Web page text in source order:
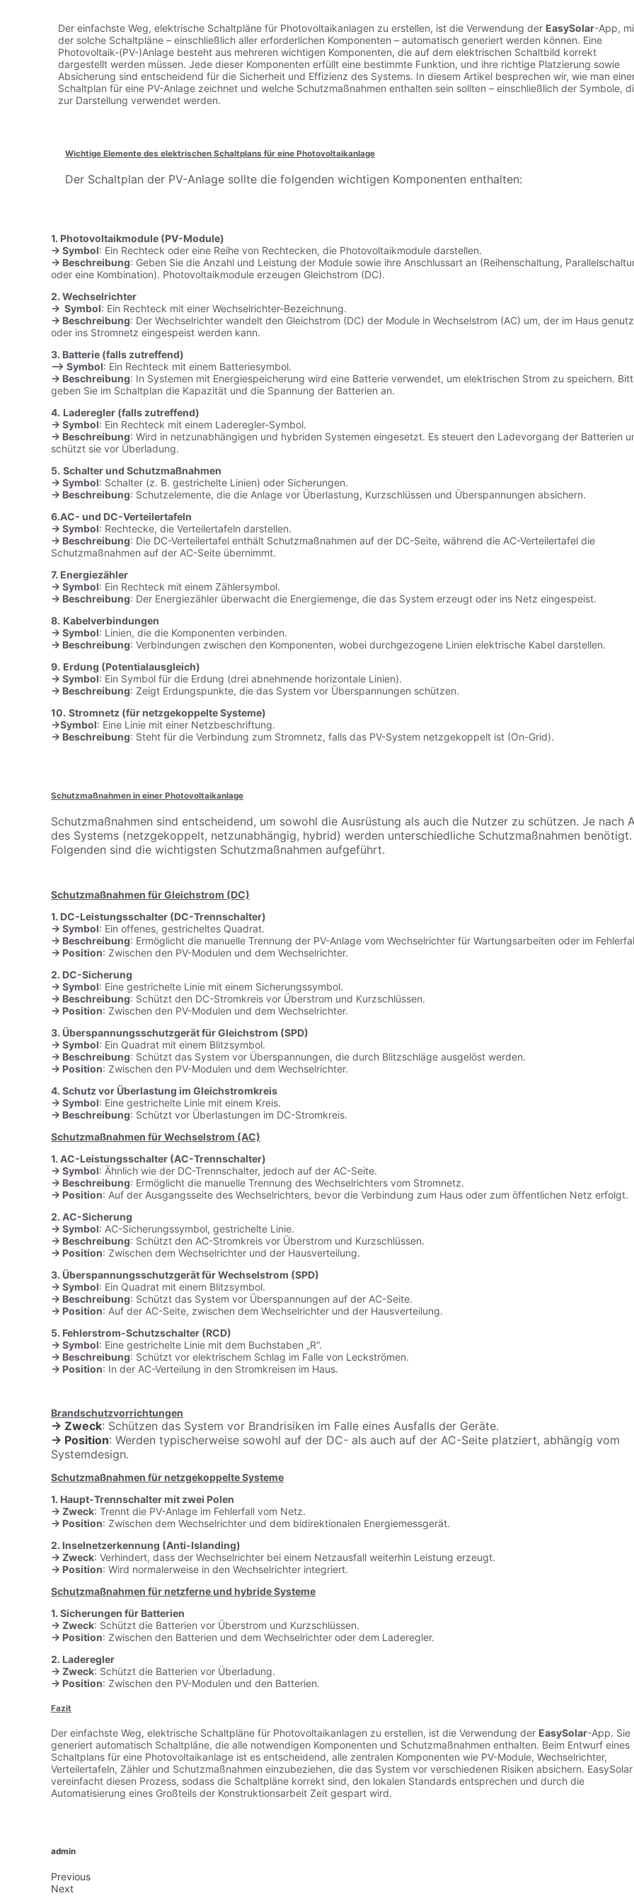
Der einfachste Weg, elektrische Schaltpläne für Photovoltaikanlagen zu erstellen, ist die Verwendung der EasySolar-App,
der solche Schaltpläne – einschließlich aller erforderlichen Komponenten – automatisch generiert werden können. Eine
Photovoltaik-(PV-)Anlage besteht aus mehreren wichtigen Komponenten, die auf dem elektrischen Schaltbild korrekt
dargestellt werden müssen. Jede dieser Komponenten erfüllt eine bestimmte Funktion, und ihre richtige Platzierung sowie
Absicherung sind entscheidend für die Sicherheit und Effizienz des Systems. In diesem Artikel besprechen wir, wie man
Schaltplan für eine PV-Anlage zeichnet und welche Schutzmaßnahmen enthalten sein sollten – einschließlich der Symbole,
zur Darstellung verwendet werden.
Wichtige Elemente des elektrischen Schaltplans für eine Photovoltaikanlage
Der Schaltplan der PV-Anlage sollte die folgenden wichtigen Komponenten enthalten:
1. Photovoltaikmodule (PV-Module)
-> Symbol: Ein Rechteck oder eine Reihe von Rechtecken, die Photovoltaikmodule darstellen.
-> Beschreibung: Geben Sie die Anzahl und Leistung der Module sowie ihre Anschlussart an (Reihenschaltung,
oder eine Kombination). Photovoltaikmodule erzeugen Gleichstrom (DC).
2. Wechselrichter
-> Symbol: Ein Rechteck mit einer Wechselrichter-Bezeichnung.
-> Beschreibung: Der Wechselrichter wandelt den Gleichstrom (DC) der Module in Wechselstrom (AC) um, der im Haus
oder ins Stromnetz eingespeist werden kann.
3. Batterie (falls zutreffend)
– > Symbol: Ein Rechteck mit einem Batteriesymbol.
-> Beschreibung: In Systemen mit Energiespeicherung wird eine Batterie verwendet, um elektrischen Strom zu speichern.
geben Sie im Schaltplan die Kapazität und die Spannung der Batterien an.
4. Laderegler (falls zutreffend)
-> Symbol: Ein Rechteck mit einem Laderegler-Symbol.
-> Beschreibung: Wird in netzunabhängigen und hybriden Systemen eingesetzt. Es steuert den Ladevorgang der Batterien
schützt sie vor Überladung.
5. Schalter und Schutzmaßnahmen
-> Symbol: Schalter (z. B. gestrichelte Linien) oder Sicherungen.
-> Beschreibung: Schutzelemente, die die Anlage vor Überlastung, Kurzschlüssen und Überspannungen absichern.
6.AC- und DC-Verteilertafeln
-> Symbol: Rechtecke, die Verteilertafeln darstellen.
-> Beschreibung: Die DC-Verteilertafel enthält Schutzmaßnahmen auf der DC-Seite, während die AC-Verteilertafel die
Schutzmaßnahmen auf der AC-Seite übernimmt.
7. Energiezähler
-> Symbol: Ein Rechteck mit einem Zählersymbol.
-> Beschreibung: Der Energiezähler überwacht die Energiemenge, die das System erzeugt oder ins Netz eingespeist.
8. Kabelverbindungen
-> Symbol: Linien, die die Komponenten verbinden.
-> Beschreibung: Verbindungen zwischen den Komponenten, wobei durchgezogene Linien elektrische Kabel darstellen.
9. Erdung (Potentialausgleich)
-> Symbol: Ein Symbol für die Erdung (drei abnehmende horizontale Linien).
-> Beschreibung: Zeigt Erdungspunkte, die das System vor Überspannungen schützen.
10. Stromnetz (für netzgekoppelte Systeme)
->Symbol: Eine Linie mit einer Netzbeschriftung.
-> Beschreibung: Steht für die Verbindung zum Stromnetz, falls das PV-System netzgekoppelt ist (On-Grid).
Schutzmaßnahmen in einer Photovoltaikanlage
Schutzmaßnahmen sind entscheidend, um sowohl die Ausrüstung als auch die Nutzer zu schützen. Je nach
des Systems (netzgekoppelt, netzunabhängig, hybrid) werden unterschiedliche Schutzmaßnahmen benötigt.
Folgenden sind die wichtigsten Schutzmaßnahmen aufgeführt.
Schutzmaßnahmen für Gleichstrom (DC)
1. DC-Leistungsschalter (DC-Trennschalter)
-> Symbol: Ein offenes, gestricheltes Quadrat.
-> Beschreibung: Ermöglicht die manuelle Trennung der PV-Anlage vom Wechselrichter für Wartungsarbeiten oder im
-> Position: Zwischen den PV-Modulen und dem Wechselrichter.
2. DC-Sicherung
-> Symbol: Eine gestrichelte Linie mit einem Sicherungssymbol.
-> Beschreibung: Schützt den DC-Stromkreis vor Überstrom und Kurzschlüssen.
-> Position: Zwischen den PV-Modulen und dem Wechselrichter.
3. Überspannungsschutzgerät für Gleichstrom (SPD)
-> Symbol: Ein Quadrat mit einem Blitzsymbol.
-> Beschreibung: Schützt das System vor Überspannungen, die durch Blitzschläge ausgelöst werden.
-> Position: Zwischen den PV-Modulen und dem Wechselrichter.
4. Schutz vor Überlastung im Gleichstromkreis
-> Symbol: Eine gestrichelte Linie mit einem Kreis.
-> Beschreibung: Schützt vor Überlastungen im DC-Stromkreis.
Schutzmaßnahmen für Wechselstrom (AC)
1. AC-Leistungsschalter (AC-Trennschalter)
-> Symbol: Ähnlich wie der DC-Trennschalter, jedoch auf der AC-Seite.
-> Beschreibung: Ermöglicht die manuelle Trennung des Wechselrichters vom Stromnetz.
-> Position: Auf der Ausgangsseite des Wechselrichters, bevor die Verbindung zum Haus oder zum öffentlichen Netz erfolgt.
2. AC-Sicherung
-> Symbol: AC-Sicherungssymbol, gestrichelte Linie.
-> Beschreibung: Schützt den AC-Stromkreis vor Überstrom und Kurzschlüssen.
-> Position: Zwischen dem Wechselrichter und der Hausverteilung.
3. Überspannungsschutzgerät für Wechselstrom (SPD)
-> Symbol: Ein Quadrat mit einem Blitzsymbol.
-> Beschreibung: Schützt das System vor Überspannungen auf der AC-Seite.
-> Position: Auf der AC-Seite, zwischen dem Wechselrichter und der Hausverteilung.
5. Fehlerstrom-Schutzschalter (RCD)
-> Symbol: Eine gestrichelte Linie mit dem Buchstaben „R“.
-> Beschreibung: Schützt vor elektrischem Schlag im Falle von Leckströmen.
-> Position: In der AC-Verteilung in den Stromkreisen im Haus.
Brandschutzvorrichtungen
-> Zweck: Schützen das System vor Brandrisiken im Falle eines Ausfalls der Geräte.
-> Position: Werden typischerweise sowohl auf der DC- als auch auf der AC-Seite platziert, abhängig vom
Systemdesign.
Schutzmaßnahmen für netzgekoppelte Systeme
1. Haupt-Trennschalter mit zwei Polen
-> Zweck: Trennt die PV-Anlage im Fehlerfall vom Netz.
-> Position: Zwischen dem Wechselrichter und dem bidirektionalen Energiemessgerät.
2. Inselnetzerkennung (Anti-Islanding)
-> Zweck: Verhindert, dass der Wechselrichter bei einem Netzausfall weiterhin Leistung erzeugt.
-> Position: Wird normalerweise in den Wechselrichter integriert.
Schutzmaßnahmen für netzferne und hybride Systeme
1. Sicherungen für Batterien
-> Zweck: Schützt die Batterien vor Überstrom und Kurzschlüssen.
-> Position: Zwischen den Batterien und dem Wechselrichter oder dem Laderegler.
2. Laderegler
-> Zweck: Schützt die Batterien vor Überladung.
-> Position: Zwischen den PV-Modulen und den Batterien.
Fazit
Der einfachste Weg, elektrische Schaltpläne für Photovoltaikanlagen zu erstellen, ist die Verwendung der EasySolar-App. Sie
generiert automatisch Schaltpläne, die alle notwendigen Komponenten und Schutzmaßnahmen enthalten. Beim Entwurf eines
Schaltplans für eine Photovoltaikanlage ist es entscheidend, alle zentralen Komponenten wie PV-Module, Wechselrichter,
Verteilertafeln, Zähler und Schutzmaßnahmen einzubeziehen, die das System vor verschiedenen Risiken absichern. EasySolar
vereinfacht diesen Prozess, sodass die Schaltpläne korrekt sind, den lokalen Standards entsprechen und durch die
Automatisierung eines Großteils der Konstruktionsarbeit Zeit gespart wird.
admin
Previous
Next